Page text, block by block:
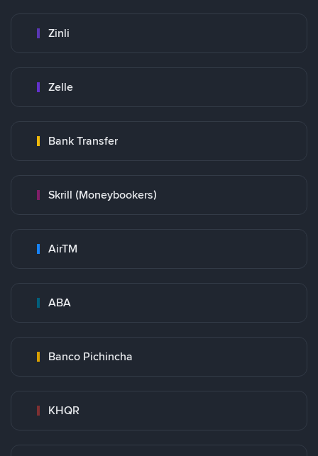
Zinli
Zelle
Bank Transfer
Skrill (Moneybookers)
AirTM
ABA
Banco Pichincha
KHQR